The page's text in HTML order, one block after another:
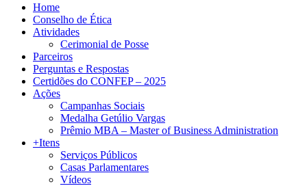
Home
Conselho de Ética
Atividades
Cerimonial de Posse
Parceiros
Perguntas e Respostas
Certidões do CONFEP – 2025
Ações
Campanhas Sociais
Medalha Getúlio Vargas
Prêmio MBA – Master of Business Administration
+Itens
Serviços Públicos
Casas Parlamentares
Vídeos